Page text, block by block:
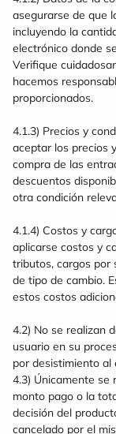
asegurarse de que
incluyendo la
electrónico donde
Verifique
hacemos
proporcionados.
4.1.3) Precios y
aceptar los precios
compra de las
descuentos
otra condición
4.1.4) Costos y
aplicarse costos y
tributos, cargos por
de tipo de cambio.
estos costos
4.2) No se realizan
usuario en su
por desistimiento al
4.3) Únicamente se
monto pago o la
decisión del
cancelado por el